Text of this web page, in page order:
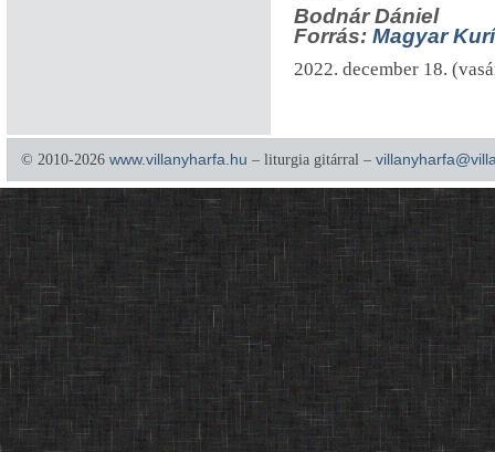
Bodnár Dániel
Forrás: Magyar
2022. december 18.
© 2010-2026 www.villanyharfa.hu – liturgia gitárral –